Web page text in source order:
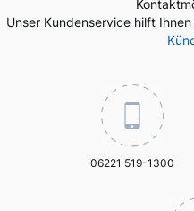
Unser Kundenservice hilft
06221 519-1300